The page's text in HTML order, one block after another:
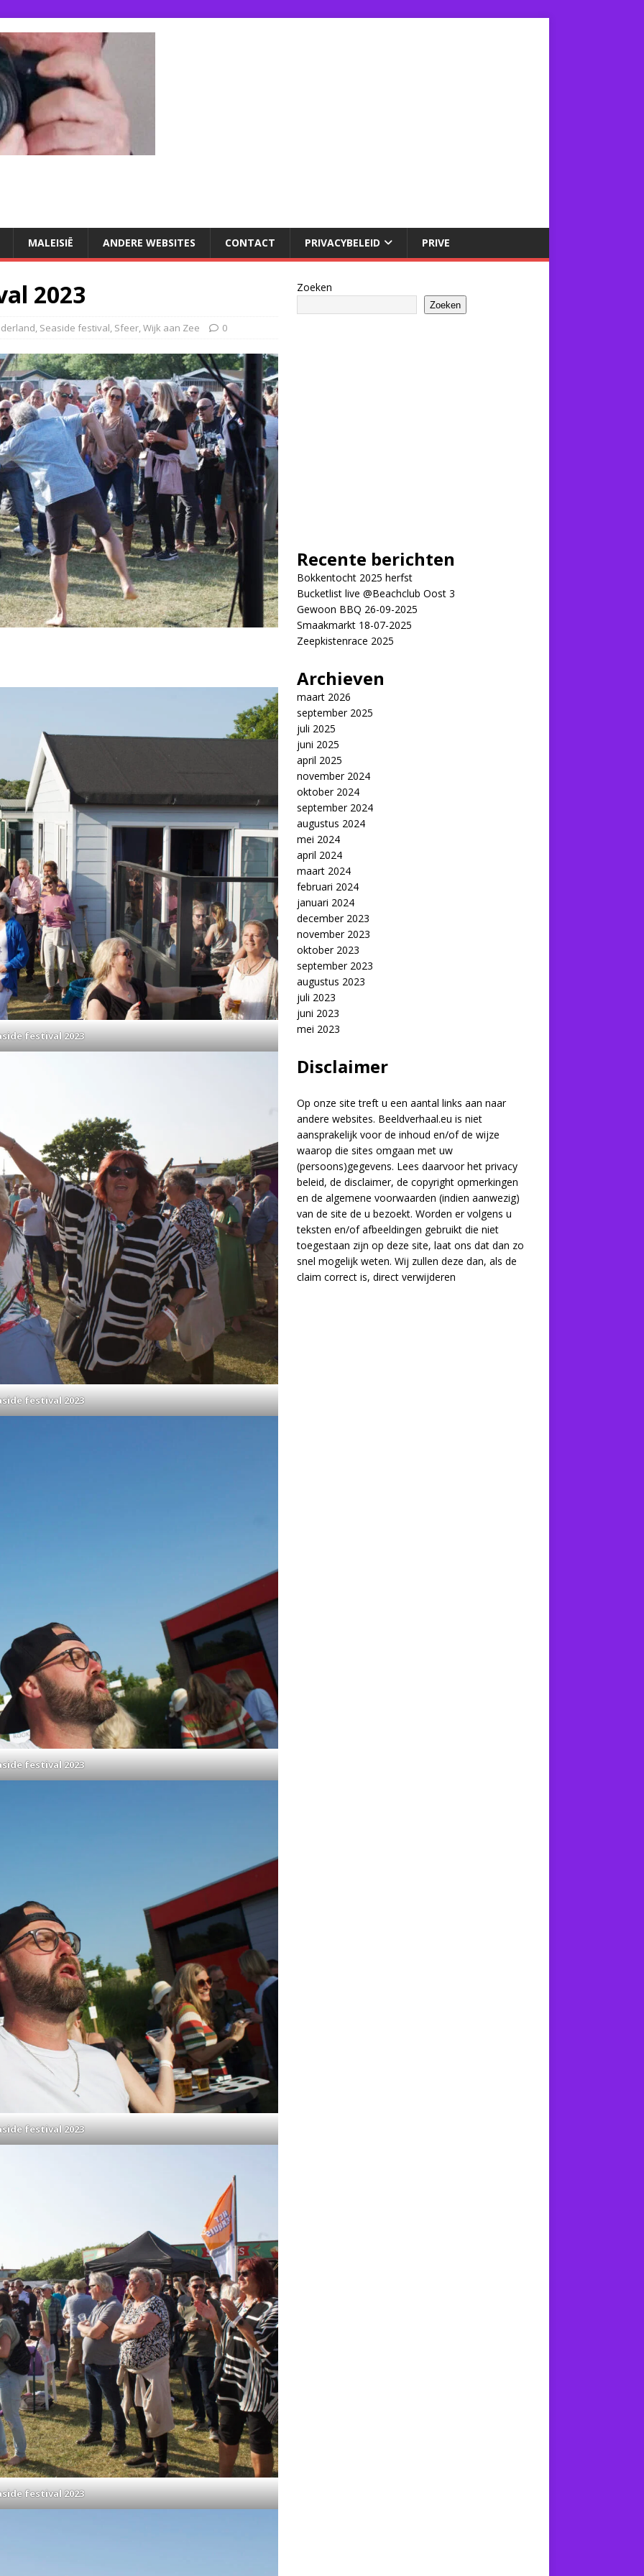
MALEISIË ANDERE WEBSITES CONTACT PRIVACYBELEID PRIVE
2023
, Seaside festival, Sfeer,Wijk aan Zee 0
festival 2023
festival 2023
festival 2023
festival 2023
festival 2023
Zoeken
Zoeken
Recente berichten
Bokkentocht 2025 herfst
Bucketlist live @Beachclub Oost 3
Gewoon BBQ 26-09-2025
Smaakmarkt 18-07-2025
Zeepkistenrace 2025
Archieven
maart 2026
september 2025
juli 2025
juni 2025
april 2025
november 2024
oktober 2024
september 2024
augustus 2024
mei 2024
april 2024
maart 2024
februari 2024
januari 2024
december 2023
november 2023
oktober 2023
september 2023
augustus 2023
juli 2023
juni 2023
mei 2023
Disclaimer
Op onze site treft u een aantal links aan naar
andere websites. Beeldverhaal.eu is niet
aansprakelijk voor de inhoud en/of de wijze
waarop die sites omgaan met uw
(persoons)gegevens. Lees daarvoor het privacy
beleid, de disclaimer, de copyright opmerkingen
en de algemene voorwaarden (indien aanwezig)
van de site de u bezoekt. Worden er volgens u
teksten en/of afbeeldingen gebruikt die niet
toegestaan zijn op deze site, laat ons dat dan zo
snel mogelijk weten. Wij zullen deze dan, als de
claim correct is, direct verwijderen